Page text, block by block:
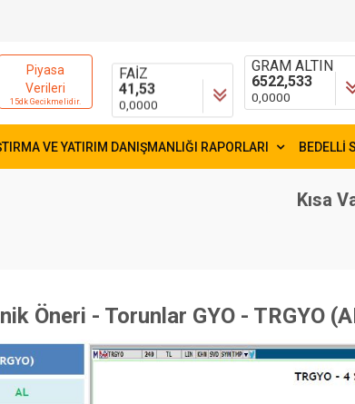
Piyasa
Verileri
15dk Gecikmelidir.
FAİZ
41,53
0,0000
GRAM ALTIN
6522,533
0,0000
VE YATIRIM DANIŞMANLIĞI RAPORLARI BEDELLİ
Kısa
Öneri - Torunlar GYO - TRGYO